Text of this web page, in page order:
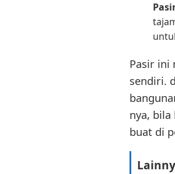
Pasir ini
sendiri.
nya,
buat di